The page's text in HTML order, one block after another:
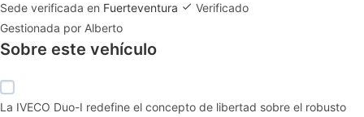
Sede verificada en Fuerteventura
Verificado
Gestionada por Alberto
Sobre este vehículo
La IVECO Duo-I redefine el concepto de libertad sobre el robusto